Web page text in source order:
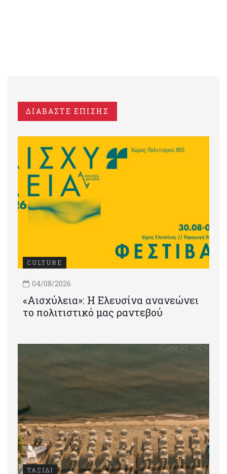
ΔΙΑΒΑΣΤΕ ΕΠΙΣΗΣ
CULTURE
04/08/2026
«Αισχύλεια»: Η Ελευσίνα ανανεώνει
το πολιτιστικό μας ραντεβού
ΤΑΞΙΔΙ